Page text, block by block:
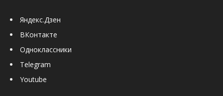
Яндекс.Дзен
ВКонтакте
Одноклассники
Telegram
Youtube